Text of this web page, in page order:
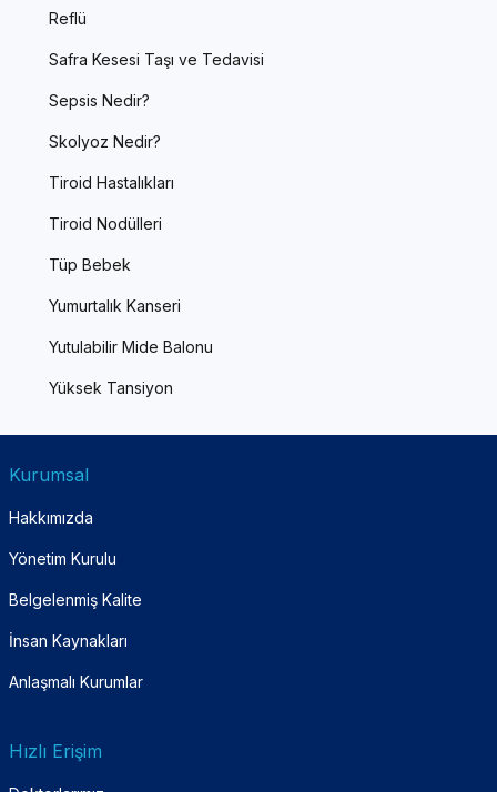
Reflü
Safra Kesesi Taşı ve Tedavisi
Sepsis Nedir?
Skolyoz Nedir?
Tiroid Hastalıkları
Tiroid Nodülleri
Tüp Bebek
Yumurtalık Kanseri
Yutulabilir Mide Balonu
Yüksek Tansiyon
Kurumsal
Hakkımızda
Yönetim Kurulu
Belgelenmiş Kalite
İnsan Kaynakları
Anlaşmalı Kurumlar
Hızlı Erişim